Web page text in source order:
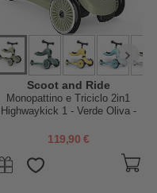
Scoot and Ride
Monopattino e Triciclo 2in1
Highwaykick 1 - Verde Oliva -
119,90 €